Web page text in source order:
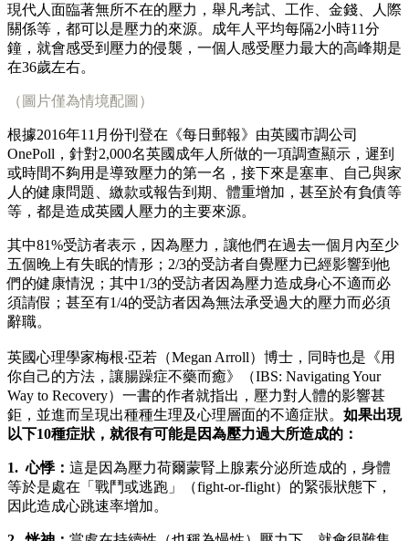
現代人面臨著無所不在的壓力，舉凡考試、工作、金錢、人際
關係等，都可以是壓力的來源。成年人平均每隔2小時11分
鐘，就會感受到壓力的侵襲，一個人感受壓力最大的高峰期是
在36歲左右。
（圖片僅為情境配圖）
根據2016年11月份刊登在《每日郵報》由英國市調公司
OnePoll，針對2,000名英國成年人所做的一項調查顯示，遲到
或時間不夠用是導致壓力的第一名，接下來是塞車、自己與家
人的健康問題、繳款或報告到期、體重增加，甚至於有負債等
等，都是造成英國人壓力的主要來源。
其中81%受訪者表示，因為壓力，讓他們在過去一個月內至少
五個晚上有失眠的情形；2/3的受訪者自覺壓力已經影響到他
們的健康情況；其中1/3的受訪者因為壓力造成身心不適而必
須請假；甚至有1/4的受訪者因為無法承受過大的壓力而必須
辭職。
英國心理學家梅根‧亞若（Megan Arroll）博士，同時也是《用
你自己的方法，讓腸躁症不藥而癒》（IBS: Navigating Your
Way to Recovery）一書的作者就指出，壓力對人體的影響甚
鉅，並進而呈現出種種生理及心理層面的不適症狀。 如果出現
以下10種症狀，就很有可能是因為壓力過大所造成的：
1. 心悸： 這是因為壓力荷爾蒙腎上腺素分泌所造成的，身體
等於是處在「戰鬥或逃跑」（fight-or-flight）的緊張狀態下，
因此造成心跳速率增加。